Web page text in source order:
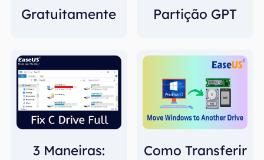
Gratuitamente
Partição GPT
3 Maneiras:
Como Transferir